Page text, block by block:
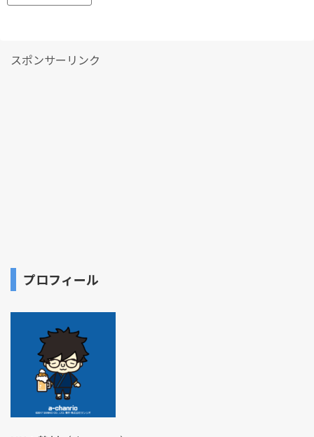
スポンサーリンク
プロフィール